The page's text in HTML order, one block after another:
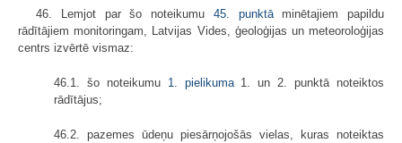
46. Lemjot par šo noteikumu 45. punktāminētajiem papildu
rādītājiem monitoringam, Latvijas Vides, ģeoloģijas un meteoroloģijas
centrs izvērtē vismaz:
46.1. šo noteikumu 1. pielikuma1. un 2. punktā noteiktos
rādītājus;
46.2. pazemes ūdeņu piesārņojošās vielas, kuras noteiktas